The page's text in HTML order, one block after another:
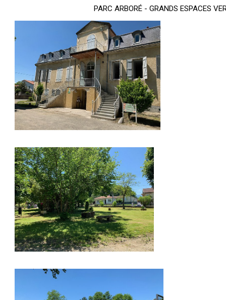
PARC ARBORÉ - GRANDS ESPACES